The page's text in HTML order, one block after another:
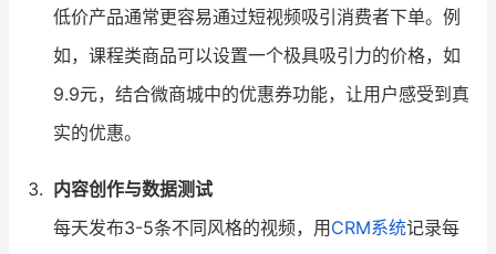
低价产品通常更容易通过短视频吸引消费者下单。例
如，课程类商品可以设置一个极具吸引力的价格，如
9.9元，结合微商城中的优惠券功能，让用户感受到真
实的优惠。
内容创作与数据测试
每天发布3-5条不同风格的视频，用 CRM系统记录每